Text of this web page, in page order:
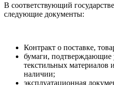
В соответствующий
следующие документы:
Контракт о поставке,
бумаги, подтверждающие
текстильных
наличии;
эксплуатационная